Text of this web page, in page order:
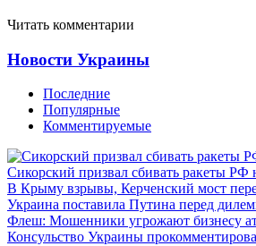
Читать комментарии
Новости Украины
Последние
Популярные
Комментируемые
Сикорский призвал сбивать ракеты РФ
В Крыму взрывы, Керченский мост
Украина поставила Путина перед
Флеш: Мошенники угрожают бизнесу
Консульство Украины